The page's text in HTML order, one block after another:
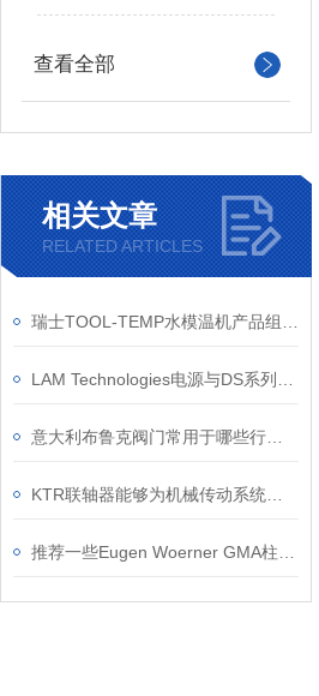
查看全部
相关文章
RELATED ARTICLES